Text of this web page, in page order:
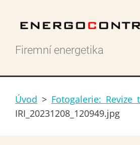
Firemní energetika
Úvod > Fotogalerie: Revize
IRI_20231208_120949.jpg